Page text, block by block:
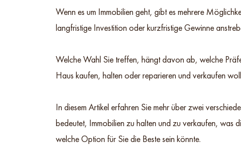
Wenn es um Immobilien geht, gibt es mehrere
langfristige Investition oder kurzfristige Gewinne
Welche Wahl Sie treffen, hängt davon ab, welche
Haus kaufen, halten oder reparieren und verkaufen
In diesem Artikel erfahren Sie mehr über zwei
bedeutet, Immobilien zu halten und zu verkaufen, was
welche Option für Sie die Beste sein könnte.